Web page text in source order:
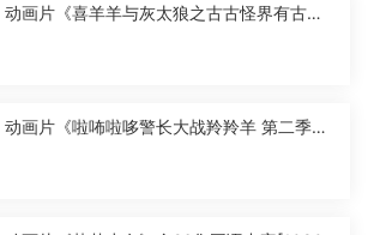
动画片《喜羊羊与灰太狼之古古怪界有古
动画片《啦咘啦哆警长大战羚羚羊 第二季》